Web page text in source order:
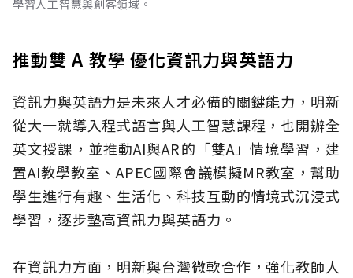
學習人工智慧與創客領域。
推動雙 A 教學 優化資訊力與英語力
資訊力與英語力是未來人才必備的關鍵能力，明新
從大一就導入程式語言與人工智慧課程，也開辦全
英文授課，並推動AI與AR的「雙A」情境學習，建
置AI教學教室、APEC國際會議模擬MR教室，幫助
學生進行有趣、生活化、科技互動的情境式沉浸式
學習，逐步墊高資訊力與英語力。
在資訊力方面，明新與台灣微軟合作，強化教師人